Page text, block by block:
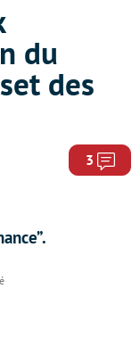
du
des
3